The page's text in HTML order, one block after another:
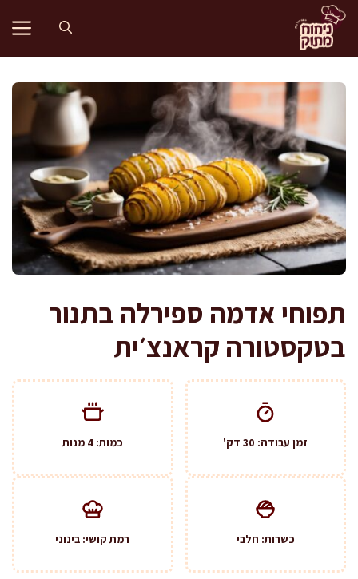
לדלג
לתוכן
תפוחי אדמה ספירלה בתנור
בטקסטורה קראנצ׳ית
זמן עבודה: 30 דק' כמות: 4 מנות
כשרות: חלבי רמת קושי: בינוני